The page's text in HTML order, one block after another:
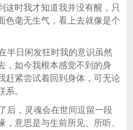
这时我才知道我并没有醒，只
色毫无生气，看上去就像是个
半日闲发狂时我的意识虽然
，如今我根本感觉不到的身
赶紧尝试着回到身体，可无论
。
后，灵魂会在世间逗留一段
意思是与生前所见、所听、